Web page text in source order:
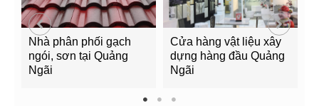
Nhà phân phối gạch
ngói, sơn tại Quảng
Ngãi
Cửa hàng vật liệu xây
dựng hàng đầu Quảng
Ngãi
1 2 3